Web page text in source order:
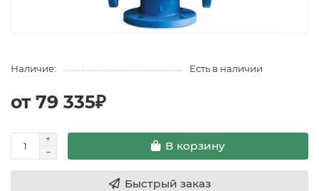
Наличие: Есть в наличии
от 79 335₽
В корзину
Быстрый заказ